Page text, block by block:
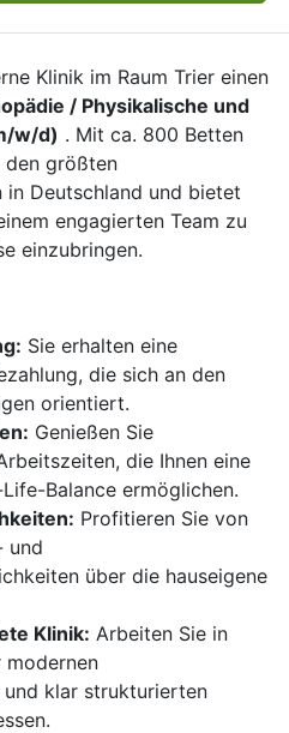
Klinik im Raum Trier einen
/ Physikalische und
w/d) . Mit ca. 800 Betten
größten
Deutschland und bietet
engagierten Team zu
einzubringen.
Sie erhalten eine
die sich an den
orientiert.
Genießen Sie
die Ihnen eine
Balance ermöglichen.
Profitieren Sie von
und
über die hauseigene
Klinik: Arbeiten Sie in
modernen
klar strukturierten